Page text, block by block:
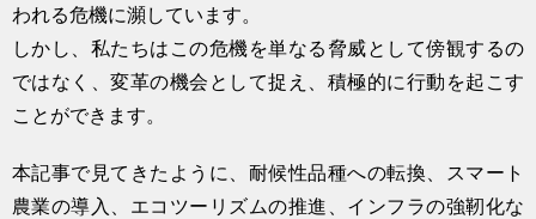
われる危機に瀕しています。
しかし、私たちはこの危機を単なる脅威として傍観するの
ではなく、変革の機会として捉え、積極的に行動を起こす
ことができます。
本記事で見てきたように、耐候性品種への転換、スマート
農業の導入、エコツーリズムの推進、インフラの強靭化な